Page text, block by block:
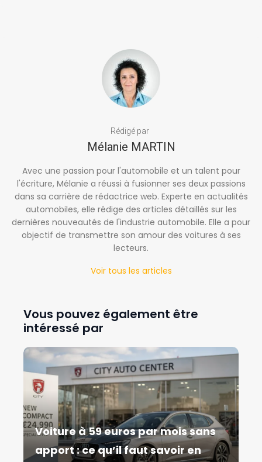
Rédigé par
Mélanie MARTIN
Avec une passion pour l'automobile et un talent pour
l'écriture, Mélanie a réussi à fusionner ses deux passions
dans sa carrière de rédactrice web. Experte en actualités
automobiles, elle rédige des articles détaillés sur les
dernières nouveautés de l'industrie automobile. Elle a pour
objectif de transmettre son amour des voitures à ses
lecteurs.
Voir tous les articles
Vous pouvez également être
intéressé par
Voiture à 59 euros par mois sans
apport : ce qu’il faut savoir en